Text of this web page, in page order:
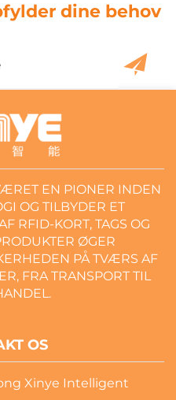
dine behov
EN PIONER INDEN
OG TILBYDER ET
RFID-KORT, TAGS OG
ØGER
PÅ TVÆRS AF
FRA TRANSPORT TIL
OS
Xinye Intelligent